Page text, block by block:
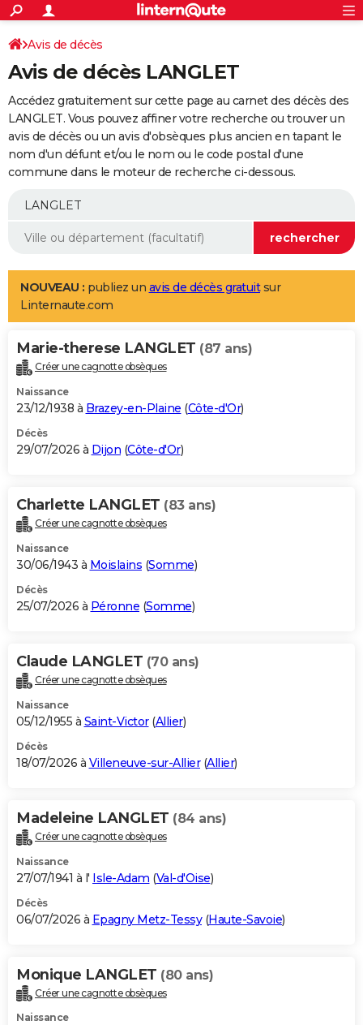
ACTUALITÉS
Politique
Société
Faits Divers
Education
Monde
Villes
+
SPORT
Coupe du monde 2026
Football
Tennis
Cyclisme
Rugby
Forum
Programme TV
TNTStreaming
Cinéma
Sorties cinéma
Musique
+
FINANCE
Retraite
Epargne
Immobilier
Risques naturels par ville
Banque
Assurance
AUTO
Essais
Réserver un essai
Citadines
Berlines
SUV
Forum auto
+
Mobiles
Meilleur smartphone
Internet
Ordinateurs
Jeux vidéo
Guide high-tech
Aménagement intérieur
LIFESTYLE
Art de vivre
Bien-être
Loisirs
Mode
Modes de vie
Alimentation
Guide de la santé
Maladies
Médicaments
Sommeil
VOYAGE
Destinations
City break
Voyage nature
Voyage de noces
Forum
Climat
+PHOTO
GUIDES D'ACHAT
BONS PLANS
Carte de Noël
Carte Bonne année
Carte Saint-Valentin
Carte Pâques
Carte d'anniversaire
DICTIONNAIRE
Dictionnaire
Biographies
Citations
Expressions
Proverbes
PROGRAMME TV
S'inscrire
Se connecter
Lycées
Collèges
Primaires
Universités
Entreprises
Service militaire
Avis de recherche
AVIS DE DÉCÈS
Bricolage
Lifestyle
Culture
Sport
Auto
Television
Voyage
Cinema
Avis de décès
Avis de décès LANGLET
Accédez gratuitement sur cette page au carnet des décès des
LANGLET. Vous pouvez affiner votre recherche ou trouver un
avis de décès ou un avis d'obsèques plus ancien en tapant le
nom d'un défunt et/ou le nom ou le code postal d'une
commune dans le moteur de recherche ci-dessous.
NOUVEAU : publiez un avis de décès gratuitsur
Linternaute.com
Marie-therese LANGLET (87 ans)
Créer une cagnotte obsèques
Naissance
23/12/1938 à Brazey-en-Plaine (Côte-d'Or)
Décès
29/07/2026 à Dijon (Côte-d'Or)
Charlette LANGLET (83 ans)
Créer une cagnotte obsèques
Naissance
30/06/1943 à Moislains (Somme)
Décès
25/07/2026 à Péronne (Somme)
Claude LANGLET (70 ans)
Créer une cagnotte obsèques
Naissance
05/12/1955 à Saint-Victor(Allier)
Décès
18/07/2026 à Villeneuve-sur-Allier(Allier)
Madeleine LANGLET (84 ans)
Créer une cagnotte obsèques
Naissance
27/07/1941 à l' Isle-Adam (Val-d'Oise)
Décès
06/07/2026 à Epagny Metz-Tessy(Haute-Savoie)
Monique LANGLET (80 ans)
Créer une cagnotte obsèques
Naissance